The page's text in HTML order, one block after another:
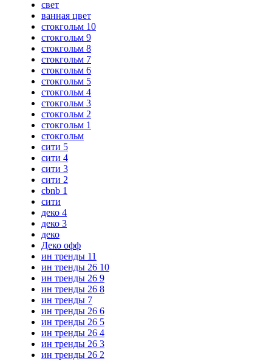
свет
ванная цвет
стокгольм 10
стокгольм 9
стокгольм 8
стокгольм 7
стокгольм 6
стокгольм 5
стокгольм 4
стокгольм 3
стокгольм 2
стокгольм 1
стокгольм
сити 5
сити 4
сити 3
сити 2
cbnb 1
сити
деко 4
деко 3
деко
Деко офф
ин тренды 11
ин тренды 26 10
ин тренды 26 9
ин тренды 26 8
ин тренды 7
ин тренды 26 6
ин тренды 26 5
ин тренды 26 4
ин тренды 26 3
ин тренды 26 2